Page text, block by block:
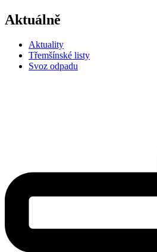
Aktuálně
Aktuality
Třemšínské listy
Svoz odpadu